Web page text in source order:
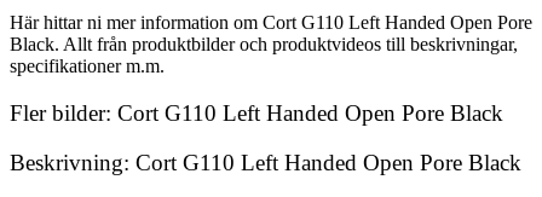
Här hittar ni mer information om Cort G110 Left Handed Open Pore
Black. Allt från produktbilder och produktvideos till beskrivningar,
specifikationer m.m.
Fler bilder: Cort G110 Left Handed Open Pore Black
Beskrivning: Cort G110 Left Handed Open Pore Black